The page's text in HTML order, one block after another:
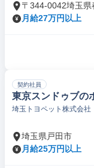
〒344-0042埼玉県
月給27万円以上
契約社員
東京スンドゥブの
埼玉トヨペット株式会社
埼玉県戸田市
月給25万円以上